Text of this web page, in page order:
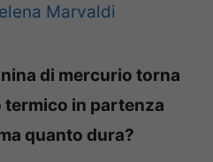
Marvaldi
di mercurio torna
termico in partenza
quanto dura?